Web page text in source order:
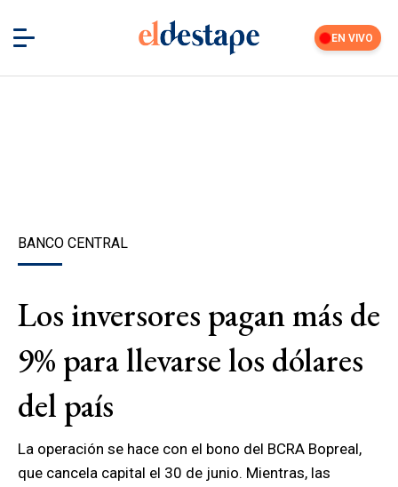
EN VIVO
BANCO CENTRAL
Los inversores pagan más de
9% para llevarse los dólares
del país
La operación se hace con el bono del BCRA Bopreal,
que cancela capital el 30 de junio. Mientras, las